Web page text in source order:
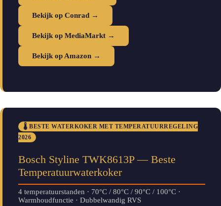
Bekijk op Conrad →
Bekijk op MediaMarkt →
Bekijk op Amazon →
🌡️ BESTE WATERKOKER MET TEMPERATUURREGELING
2026
Bosch Styline TWK8613P — Beste
Temperatuurwaterkoker
4 temperatuurstanden · 70°C / 80°C / 90°C / 100°C ·
Warmhoudfunctie · Dubbelwandig RVS